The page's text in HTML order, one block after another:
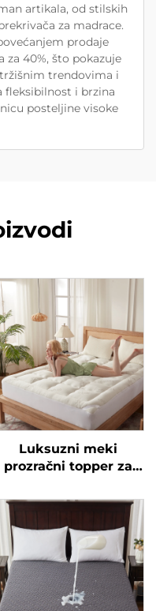
artikala, od stilskih
za madrace.
prodaje
40%, što pokazuje
trendovima i
fleksibilnost i brzina
posteljine visoke
Luksuzni meki
prozračni topper za
čuvelac za madrac